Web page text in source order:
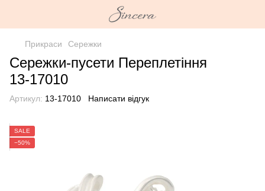
Прикраси Сережки
Сережки-пусети Переплетіння
13-17010
Артикул: 13-17010 Написати відгук
SALE
−50%